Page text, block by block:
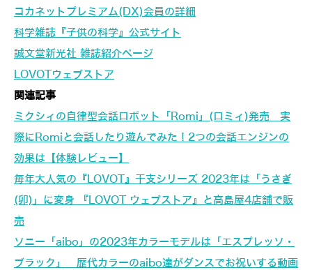
コカネットプレミアム(DX)会員の詳細
科学雑誌『子供の科学』公式サイト
誠文堂新光社 雑誌紹介ページ
LOVOTウェブストア
関連記事
ミクシィの自律型会話ロボット「Romi」(ロミィ)発売 実
際にRomiと会話したり遊んでみた！2つの会話エンジンの
効果は【体験レビュー】
毎年大人気の『LOVOT』干支シリーズ 2023年は「うさぎ
(卯)」に変身 『LOVOT ウェブストア』と高島屋4店舗で販
売
ソニー「aibo」の2023年カラーモデルは「エスプレッソ・
ブラック」 歴代カラーのaibo達がダンスでお祝いする動画